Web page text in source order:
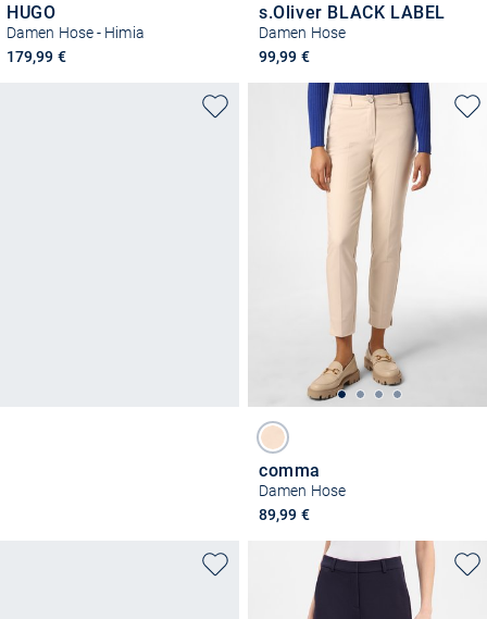
HUGO
Damen Hose - Himia
179,99 €
s.Oliver BLACK LABEL
Damen Hose
99,99 €
comma
Damen Hose
89,99 €